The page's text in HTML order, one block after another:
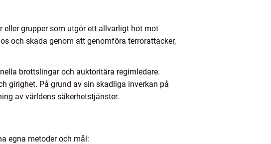
eller grupper som utgör ett allvarligt hot mot
och skada genom att genomföra terrorattacker,
brottslingar och auktoritära regimledare.
girighet. På grund av sin skadliga inverkan på
av världens säkerhetstjänster.
egna metoder och mål: